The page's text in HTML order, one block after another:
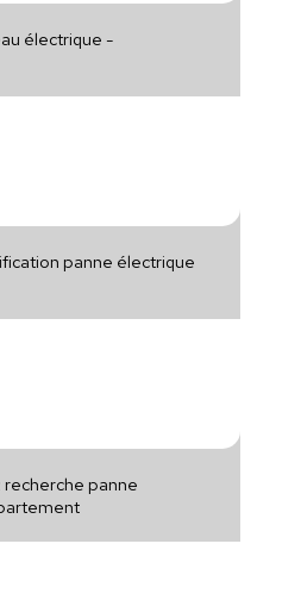
électrique -
panne électrique
recherche panne